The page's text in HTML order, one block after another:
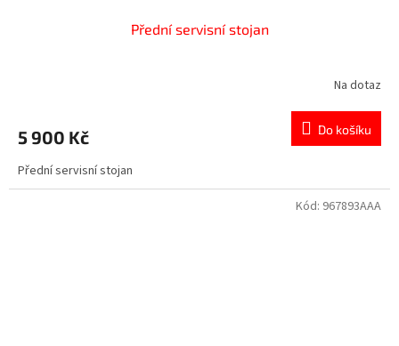
Přední servisní stojan
Na dotaz
5 900 Kč Do košíku
Přední servisní stojan
Kód: 967893AAA